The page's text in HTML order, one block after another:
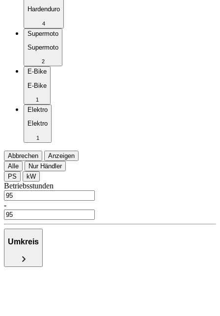
Hardenduro
4
Supermoto
Supermoto
2
E-Bike
E-Bike
1
Elektro
Elektro
1
Abbrechen
Anzeigen
Alle
Nur Händler
PS
kW
Betriebsstunden
-
Umkreis